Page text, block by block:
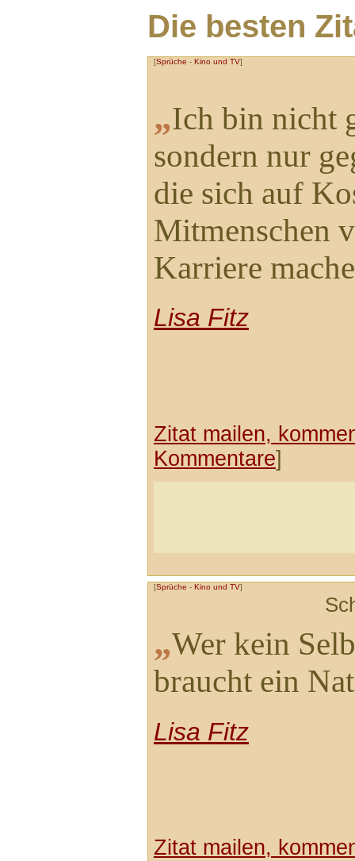
Die besten
[Sprüche - Kino und TV]
„Ich bin nicht
sondern nur
die sich auf
Mitmenschen
Karriere
Lisa Fitz
Zitat mailen,
Kommentare]
[Sprüche - Kino und TV]
„Wer kein
braucht ein
Lisa Fitz
Zitat mailen,